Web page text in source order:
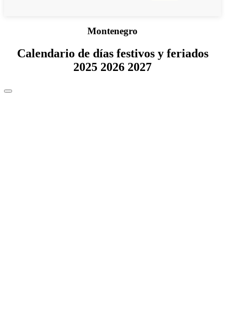
Montenegro
Calendario de días festivos y feriados
2025 2026 2027